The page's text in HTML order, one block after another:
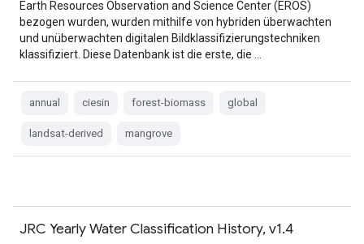
Earth Resources Observation and Science Center (EROS)
bezogen wurden, wurden mithilfe von hybriden überwachten
und unüberwachten digitalen Bildklassifizierungstechniken
klassifiziert. Diese Datenbank ist die erste, die …
annual ciesin forest-biomass global
landsat-derived mangrove
JRC Yearly Water Classification History, v1.4